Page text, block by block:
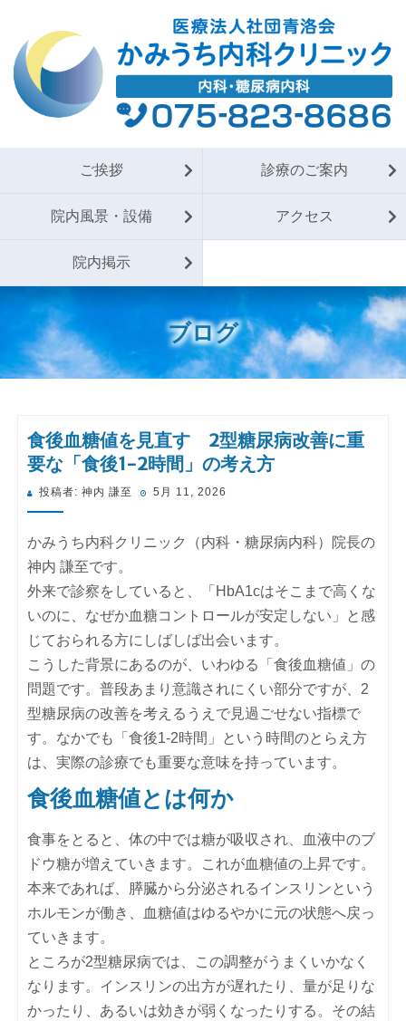
ご挨拶 診療のご案内
院内風景・設備 アクセス
院内掲示
ブログ
食後血糖値を見直す 2型糖尿病改善に重
要な「食後1-2時間」の考え方
投稿者: 神内 謙至
投 5月 11, 2026
かみうち内科クリニック（内科・糖尿病内科）院長の
神内 謙至です。
外来で診察をしていると、「HbA1cはそこまで高くな
いのに、なぜか血糖コントロールが安定しない」と感
じておられる方にしばしば出会います。
こうした背景にあるのが、いわゆる「食後血糖値」の
問題です。普段あまり意識されにくい部分ですが、2
型糖尿病の改善を考えるうえで見過ごせない指標で
す。なかでも「食後1-2時間」という時間のとらえ方
は、実際の診療でも重要な意味を持っています。
食後血糖値とは何か
食事をとると、体の中では糖が吸収され、血液中のブ
ドウ糖が増えていきます。これが血糖値の上昇です。
本来であれば、膵臓から分泌されるインスリンという
ホルモンが働き、血糖値はゆるやかに元の状態へ戻っ
ていきます。
ところが2型糖尿病では、この調整がうまくいかなく
なります。インスリンの出方が遅れたり、量が足りな
かったり、あるいは効きが弱くなったりする。その結